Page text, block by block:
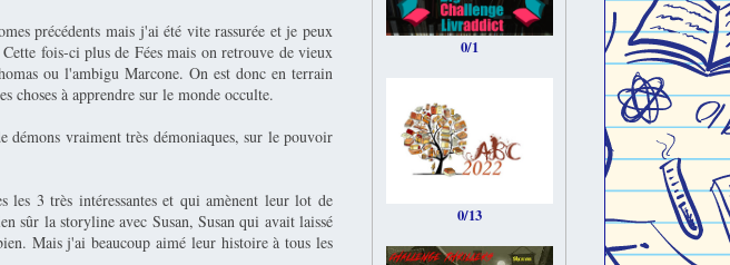
précédents mais j'ai été vite rassurée et je peux
fois-ci plus de Fées mais on retrouve de vieux
ou l'ambigu Marcone. On est donc en terrain
choses à apprendre sur le monde occulte.
démons vraiment très démoniaques, sur le pouvoir
les 3 très intéressantes et qui amènent leur lot de
sûr la storyline avec Susan, Susan qui avait laissé
Mais j'ai beaucoup aimé leur histoire à tous les
0/1
0/13